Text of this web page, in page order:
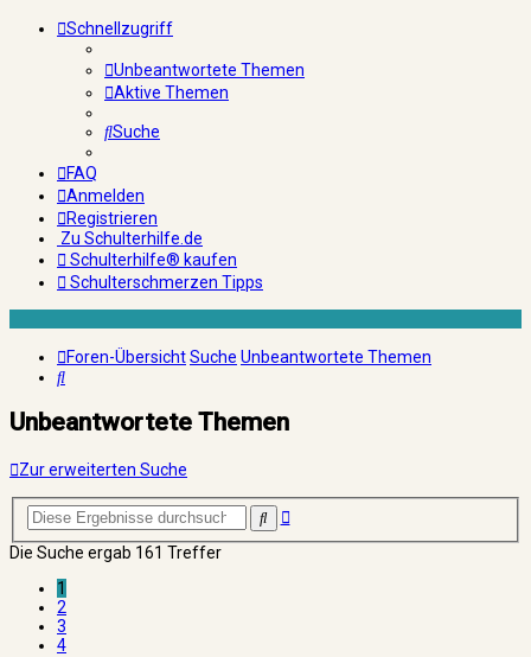
Schnellzugriff
Unbeantwortete Themen
Aktive Themen
Suche
FAQ
Anmelden
Registrieren
Zu Schulterhilfe.de
Schulterhilfe® kaufen
Schulterschmerzen Tipps
Foren-ÜbersichtSuche Unbeantwortete Themen
Suche
Unbeantwortete Themen
Zur erweiterten Suche
SucheErweiterte
Die Suche ergab 161 Treffer
1
2
3
4